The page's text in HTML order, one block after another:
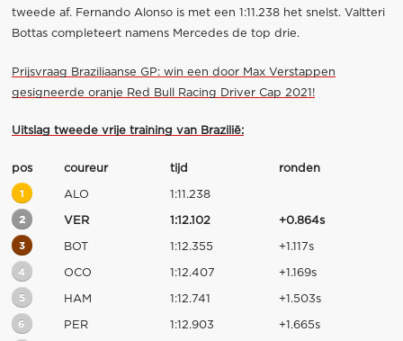
tweede af. Fernando Alonso is met een 1:11.238 het snelst. Valtteri
Bottas completeert namens Mercedes de top drie.
Prijsvraag Braziliaanse GP: win een door Max Verstappen
gesigneerde oranje Red Bull Racing Driver Cap 2021!
Uitslag tweede vrije training van Brazilië:
pos coureur tijd ronden
1 ALO 1:11.238
2 VER 1:12.102 +0.864s
3 BOT 1:12.355 +1.117s
4 OCO 1:12.407 +1.169s
5 HAM 1:12.741 +1.503s
6 PER 1:12.903 +1.665s